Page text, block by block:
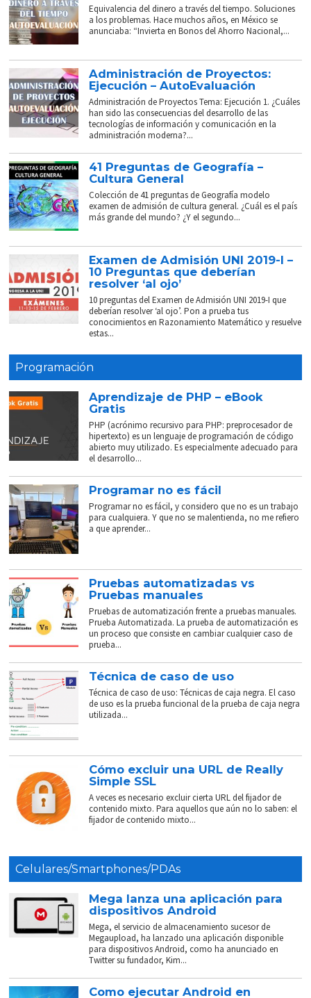
Equivalencia del dinero a través del tiempo. Soluciones
a los problemas. Hace muchos años, en México se
anunciaba: “Invierta en Bonos del Ahorro Nacional,...
Administración de Proyectos:
Ejecución – AutoEvaluación
Administración de Proyectos Tema: Ejecución 1. ¿Cuáles
han sido las consecuencias del desarrollo de las
tecnologías de información y comunicación en la
administración moderna?...
41 Preguntas de Geografía –
Cultura General
Colección de 41 preguntas de Geografía modelo
examen de admisión de cultura general. ¿Cuál es el país
más grande del mundo? ¿Y el segundo...
Examen de Admisión UNI 2019-I –
10 Preguntas que deberían
resolver ‘al ojo’
10 preguntas del Examen de Admisión UNI 2019-I que
deberían resolver ‘al ojo’. Pon a prueba tus
conocimientos en Razonamiento Matemático y resuelve
estas...
Programación
Aprendizaje de PHP – eBook
Gratis
PHP (acrónimo recursivo para PHP: preprocesador de
hipertexto) es un lenguaje de programación de código
abierto muy utilizado. Es especialmente adecuado para
el desarrollo...
Programar no es fácil
Programar no es fácil, y considero que no es un trabajo
para cualquiera. Y que no se malentienda, no me refiero
a que aprender...
Pruebas automatizadas vs
Pruebas manuales
Pruebas de automatización frente a pruebas manuales.
Prueba Automatizada. La prueba de automatización es
un proceso que consiste en cambiar cualquier caso de
prueba...
Técnica de caso de uso
Técnica de caso de uso: Técnicas de caja negra. El caso
de uso es la prueba funcional de la prueba de caja negra
utilizada...
Cómo excluir una URL de Really
Simple SSL
A veces es necesario excluir cierta URL del fijador de
contenido mixto. Para aquellos que aún no lo saben: el
fijador de contenido mixto...
Celulares/Smartphones/PDAs
Mega lanza una aplicación para
dispositivos Android
Mega, el servicio de almacenamiento sucesor de
Megaupload, ha lanzado una aplicación disponible
para dispositivos Android, como ha anunciado en
Twitter su fundador, Kim...
Como ejecutar Android en